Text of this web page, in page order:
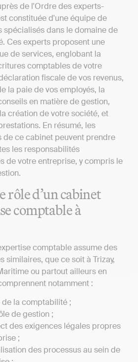
de l'Ordre des experts-
constituée d'une équipe de
spécialisés dans le domaine de
Ces experts proposent une
de services, englobant la
comptables de votre
fiscale de vos revenus,
la paie de vos employés, la
en matière de gestion,
création de votre société, et
En résumé, les
de ce cabinet peuvent prendre
les responsabilités
de votre entreprise, y compris le
rôle d’un cabinet
comptable à
comptable assume des
similaires, que ce soit à Trizay,
ou partout ailleurs en
notamment :
de la comptabilité ;
de gestion ;
des exigences légales propres
;
des processus au sein de